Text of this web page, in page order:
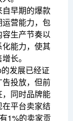
早期的爆款
营能力，包
生产节奏以
能力，使其
长。
发展已经证
投放，但前
同时品牌能
平台卖家结
1%的卖家贡